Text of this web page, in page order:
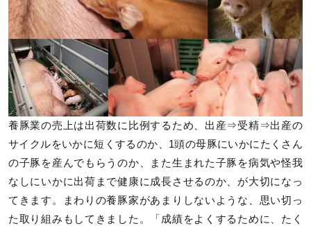
養豚業の売上は出荷数に比例するため、出産⇒受精⇒出産の
サイクルをいかに短くするのか、1頭の母豚にいかにたくさん
の子豚を産んでもらうのか、また生まれた子豚を病気や怪我
なしにいかに出荷まで健康に成長させるのか、が大切になっ
てきます。まわりの養豚家があまりしないような、思い切っ
た取り組みもしてきました。「成績をよくするために、たく